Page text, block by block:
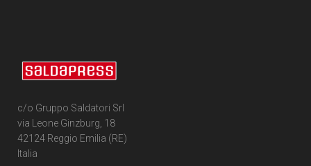
c/o Gruppo Saldatori Srl
via Leone Ginzburg, 18
42124 Reggio Emilia (RE)
Italia